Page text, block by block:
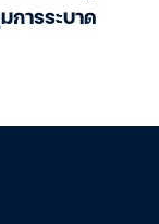
การระบาด